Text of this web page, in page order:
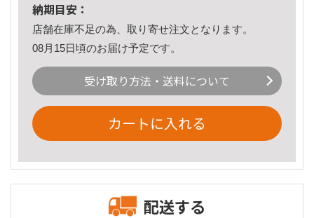
納期目安：
店舗在庫不足の為、取り寄せ注文となります。
08月15日頃のお届け予定です。
受け取り方法・送料について
カートに入れる
配送する